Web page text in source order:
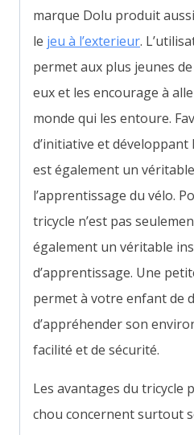
marque Dolu produit
le jeu à l’exterieur.
permet aux plus jeunes
eux et les encourage à
monde qui les entoure.
d’initiative et développant
est également un
l’apprentissage du vélo.
tricycle n’est pas
également un véritable
d’apprentissage. Une
permet à votre enfant de
d’appréhender son
facilité et de sécurité.
Les avantages du tricycle
chou concernent surtout